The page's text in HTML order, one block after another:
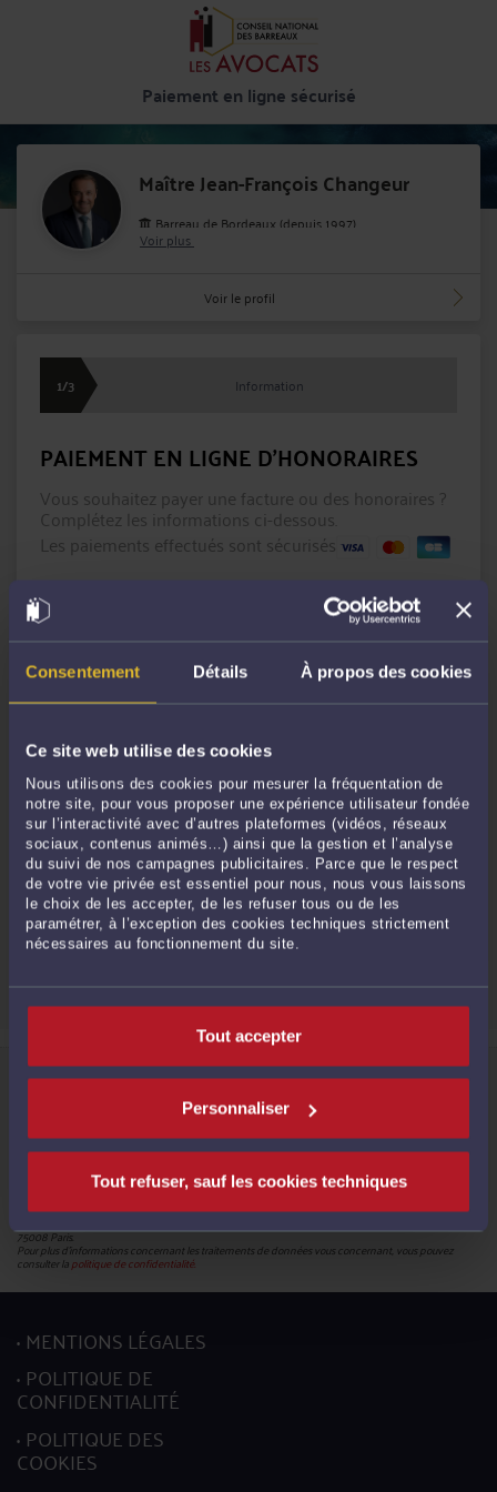
Consentement Détails À propos des cookies
Ce site web utilise des cookies
Nous utilisons des cookies pour mesurer la fréquentation de
notre site, pour vous proposer une expérience utilisateur fondée
sur l’interactivité avec d’autres plateformes (vidéos, réseaux
sociaux, contenus animés…) ainsi que la gestion et l’analyse
du suivi de nos campagnes publicitaires. Parce que le respect
de votre vie privée est essentiel pour nous, nous vous laissons
le choix de les accepter, de les refuser tous ou de les
paramétrer, à l’exception des cookies techniques strictement
nécessaires au fonctionnement du site.
Tout accepter
Personnaliser
Tout refuser, sauf les cookies techniques
Paiement en ligne sécurisé
Maître Jean-François Changeur
Barreau de Bordeaux (depuis 1997)
1 rue Duffour Dubergier 33000 BORDEAUX
Voir plus
Voir le profil
1/3 Information
PAIEMENT EN LIGNE D'HONORAIRES
Vous souhaitez payer une facture ou des honoraires ?
Complétez les informations ci-dessous.
Les paiements effectués sont sécurisés
Référence du paiement :
Message(facultatif)
CONTINUER
Informations relatives à la protection de vos données
met en œuvre un traitement de données caractère personnel en vue de la création de votre compte
pour pouvoir accéder aux services proposés par la plateforme et bénéficier de ces derniers.
mettre à jour votre profil.
Conformément à la réglementation en vigueur, vous disposez du droit de demander l'accès, la
rectification, l’effacement et la portabilité de vos données ainsi que la limitation du traitement. Vous
pouvez en outre retirer votre consentement pour les traitements basés sur ce fondement juridique.
L’exercice de ces droits s’effectuent, auprès du délégué à la protection des données, par l’envoi soit
d’un courriel à l’adresse mail :donneespersonnelles@cnb.avocat.fr, soit d’un courrier par voie postale à
75008 Paris.
Pour plus d’informations concernant les traitements de données vous concernant, vous pouvez
consulter lapolitique de confidentialité.
MENTIONS LÉGALES
POLITIQUE DE
CONFIDENTIALITÉ
POLITIQUE DES
COOKIES